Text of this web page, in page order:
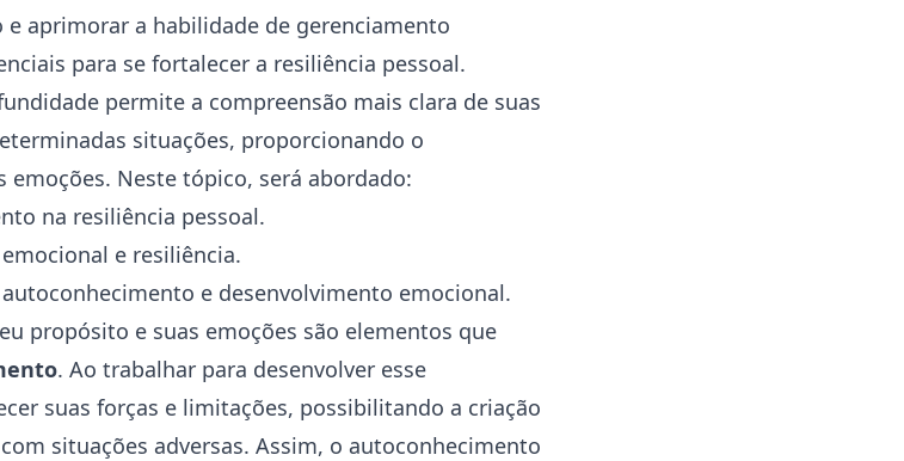
aprimorar a habilidade de gerenciamento
para se fortalecer a resiliência pessoal.
permite a compreensão mais clara de suas
situações, proporcionando o
emoções. Neste tópico, será abordado:
na resiliência pessoal.
e resiliência.
e desenvolvimento emocional.
propósito e suas emoções são elementos que
. Ao trabalhar para desenvolver esse
suas forças e limitações, possibilitando a criação
situações adversas. Assim, o autoconhecimento